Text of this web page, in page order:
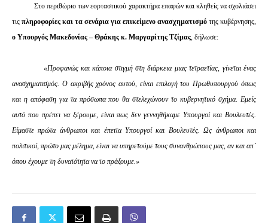
Στο περιθώριο των εορταστικού χαρακτήρα επαφών και κληθείς να σχολιάσει
τις πληροφορίες και τα σενάρια για επικείμενο ανασχηματισμό της κυβέρνησης,
ο Υπουργός Μακεδονίας – Θράκης κ. Μαργαρίτης Τζίμας, δήλωσε:
«Προφανώς και κάποια στιγμή στη διάρκεια μιας τετραετίας, γίνεται ένας
ανασχηματισμός. Ο ακριβής χρόνος αυτού, είναι επιλογή του Πρωθυπουργού όπως
και η απόφαση για τα πρόσωπα που θα στελεχώνουν το κυβερνητικό σχήμα. Εμείς
αυτό που πρέπει να ξέρουμε, είναι πως δεν γεννηθήκαμε Υπουργοί και Βουλευτές.
Είμαστε πρώτα άνθρωποι και έπειτα Υπουργοί και Βουλευτές. Ως άνθρωποι και
πολιτικοί, πρώτο μας μέλημα, είναι να υπηρετούμε τους συνανθρώπους μας, αν και απ`
όπου έχουμε τη δυνατότητα να το πράξουμε.»